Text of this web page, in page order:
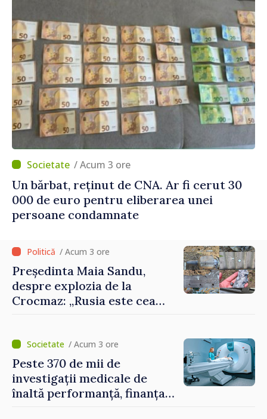
/ Acum 3 ore
Un bărbat, reținut de CNA. Ar fi cerut 30
000 de euro pentru eliberarea unei
persoane condamnate
/ Acum 3 ore
Președinta Maia Sandu,
despre explozia de la
Crocmaz: „Rusia este cea
poartă întreaga vină pentru
pericolul adus la casele
oamenilor noștri”
/ Acum 3 ore
Peste 370 de mii de
investigații medicale de
înaltă performanță, finanțate